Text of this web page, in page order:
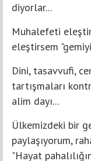
diyorlar...
Muhalefeti
eleştirsem
Dini, tasavvufi,
tartışmaları
alim dayı...
Ülkemizdeki bir
paylaşıyorum,
"Hayat